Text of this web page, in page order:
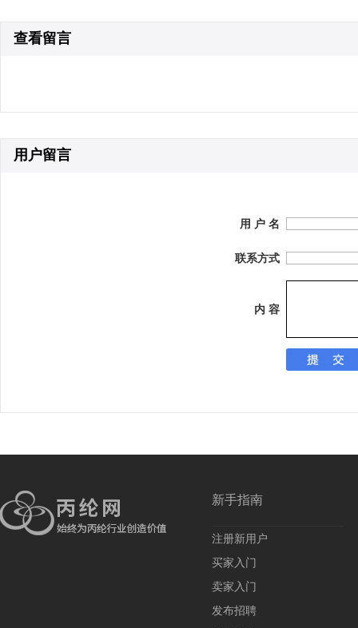
查看留言
用户留言
用 户 名
联系方式
内 容
新手指南
注册新用户
买家入门
卖家入门
发布招聘